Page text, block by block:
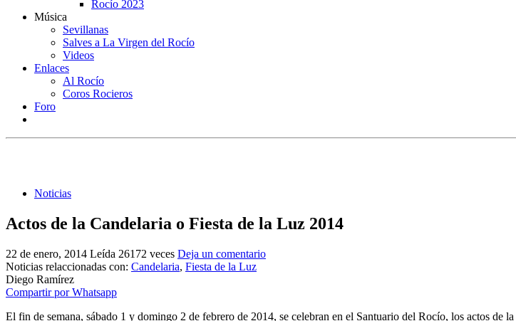
Rocío 2023
Música
Sevillanas
Salves a La Virgen del Rocío
Videos
Enlaces
Al Rocío
Coros Rocieros
Foro
Noticias
Actos de la Candelaria o Fiesta de la Luz 2014
22 de enero, 2014 Leída 26172 veces Deja un comentario
Noticias relaccionadas con: Candelaria, Fiesta de la Luz
Diego Ramírez
Compartir por Whatsapp
El fin de semana, sábado 1 y domingo 2 de febrero de 2014, se celebran en el Santuario del Rocío, los actos de la